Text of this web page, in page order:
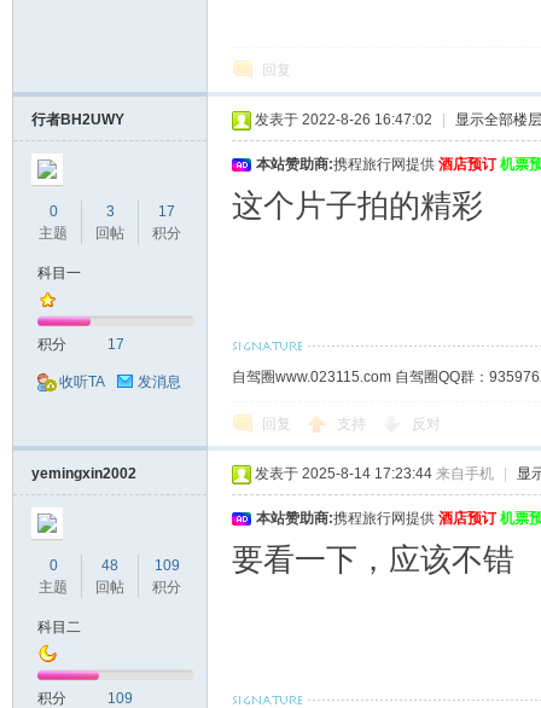
回复
行者BH2UWY
0
主题
3
回帖
17
积分
科目一
积分 17
收听TA 发消息
发表于 2022-8-26 16:47:02 显示全部楼层
本站赞助商:携程旅行网提供 酒店预订 机票
这个片子拍的精彩
自驾圈www.023115.com 自驾圈QQ群：
回复 支持 反对
yemingxin2002
0
主题
48
回帖
109
积分
科目二
积分 109
发表于 2025-8-14 17:23:44 来自手机 显
本站赞助商:携程旅行网提供 酒店预订 机票
要看一下，应该不错